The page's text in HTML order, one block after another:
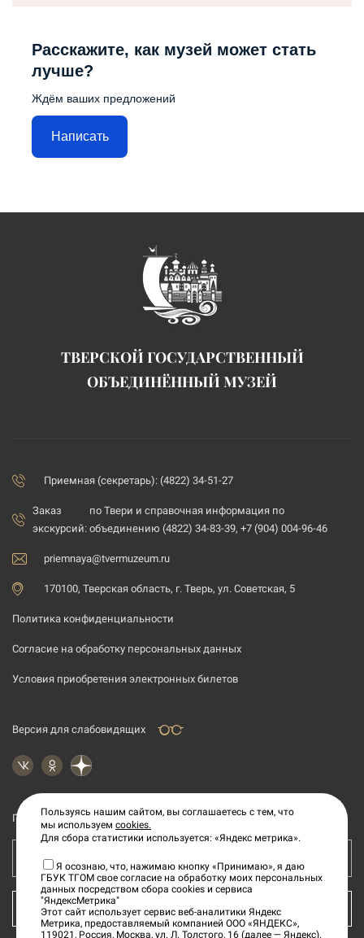
Расскажите, как музей может стать
лучше?
Ждём ваших предложений
Написать
ТВЕРСКОЙ ГОСУДАРСТВЕННЫЙ
ОБЪЕДИНЁННЫЙ МУЗЕЙ
Приемная (секретарь): (4822) 34-51-27
Заказ
экскурсий:
по Твери и справочная информация по
объединению (4822) 34-83-39, +7 (904) 004-96-46
priemnaya@tvermuzeum.ru
170100, Тверская область, г. Тверь, ул. Советская, 5
Политика конфиденциальности
Согласие на обработку персональных данных
Условия приобретения электронных билетов
Версия для слабовидящих
Подпишитесь на рассылку новостей
Ваш e-mail адрес
КУПИТЬ БИЛЕТ
Пользуясь нашим сайтом, вы соглашаетесь с тем, что
мы используем cookies.
Для сбора статистики используется: «Яндекс метрика».
Я осознаю, что, нажимаю кнопку «Принимаю», я даю
ГБУК ТГОМ свое согласие на обработку моих персональных
данных посредством сбора cookies и сервиса
"ЯндексМетрика"
Этот сайт использует сервис веб-аналитики Яндекс
Метрика, предоставляемый компанией ООО «ЯНДЕКС»,
119021, Россия, Москва, ул. Л. Толстого, 16 (далее — Яндекс).